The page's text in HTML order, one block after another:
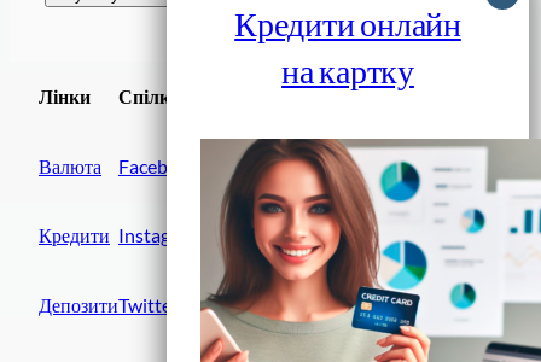
Лінки
Валюта
Кредити
Депозити
Спілки
Facebook
Instagram
Twitter
Завантажити
Кредити онлайн
на картку